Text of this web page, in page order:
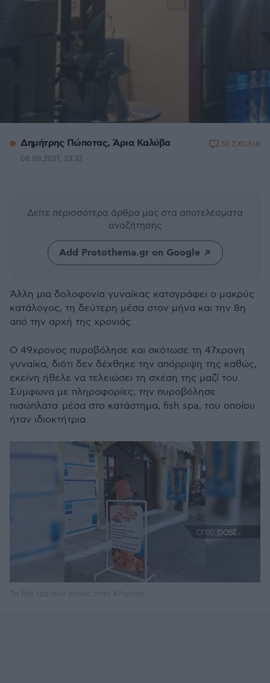
Δημήτρης Πώποτας, Άρια Καλύβα
08.08.2021, 23:32
52 ΣΧΟΛΙΑ
Δείτε περισσότερα άρθρα μας στα αποτελέσματα
αναζήτησης
Add Protothema.gr on Google
Άλλη μια δολοφονία γυναίκας καταγράφει ο μακρύς
κατάλογος, τη δεύτερη μέσα στον μήνα και την 8η
από την αρχή της χρονιάς.
Ο 49χρονος πυροβόλησε και σκότωσε τη 47χρονη
γυναίκα, διότι δεν δέχθηκε την απόρριψη της καθώς,
εκείνη ήθελε να τελειώσει τη σχέση της μαζί του.
Σύμφωνα με πληροφορίες, την πυροβόλησε
πισώπλατα μέσα στο κατάστημα, fish spa, του οποίου
ήταν ιδιοκτήτρια.